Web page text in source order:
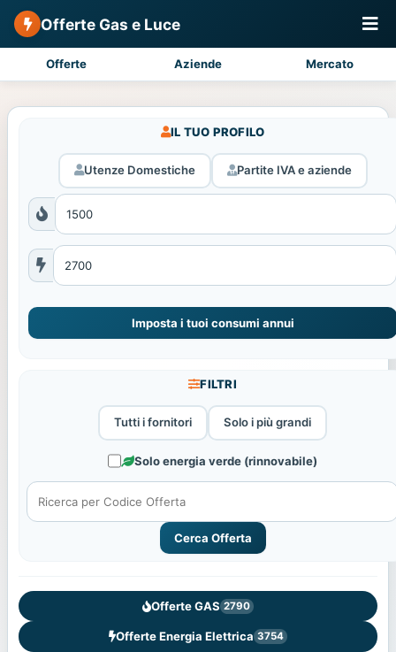
Offerte Gas e Luce
Offerte Aziende Mercato
IL TUO PROFILO
Utenze Domestiche Partite IVA e aziende
Imposta i tuoi consumi annui
FILTRI
Tutti i fornitori Solo i più grandi
Solo energia verde (rinnovabile)
Cerca Offerta
Offerte GAS 2790
Offerte Energia Elettrica 3754